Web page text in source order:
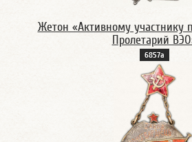
Жетон «Активному участнику
Пролетарий
6857а